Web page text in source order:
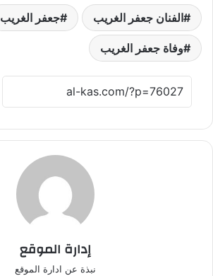
الفنان جعفر الغريب جعفر الغريب
وفاة جعفر الغريب
إدارة الموقع
نبذة عن ادارة الموقع